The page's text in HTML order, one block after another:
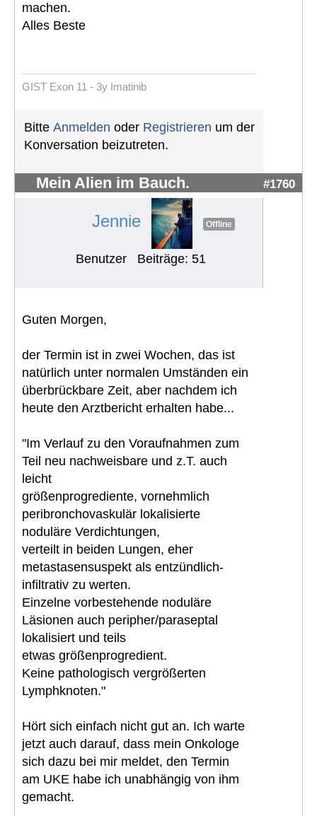
machen.
Alles Beste
GIST Exon 11 - 3y Imatinib
Bitte Anmelden oder Registrieren um der
Konversation beizutreten.
Mein Alien im Bauch. #1760
Jennie Offline
Benutzer Beiträge: 51
Guten Morgen,
der Termin ist in zwei Wochen, das ist
natürlich unter normalen Umständen ein
überbrückbare Zeit, aber nachdem ich
heute den Arztbericht erhalten habe...
"Im Verlauf zu den Voraufnahmen zum
Teil neu nachweisbare und z.T. auch
leicht
größenprogrediente, vornehmlich
peribronchovaskulär lokalisierte
noduläre Verdichtungen,
verteilt in beiden Lungen, eher
metastasensuspekt als entzündlich-
infiltrativ zu werten.
Einzelne vorbestehende noduläre
Läsionen auch peripher/paraseptal
lokalisiert und teils
etwas größenprogredient.
Keine pathologisch vergrößerten
Lymphknoten."
Hört sich einfach nicht gut an. Ich warte
jetzt auch darauf, dass mein Onkologe
sich dazu bei mir meldet, den Termin
am UKE habe ich unabhängig von ihm
gemacht.